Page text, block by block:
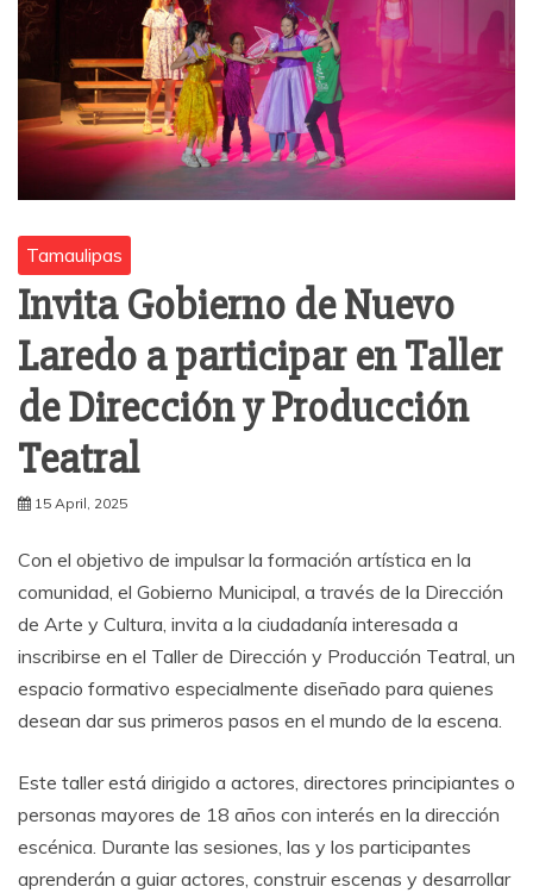
Tamaulipas
Invita Gobierno de Nuevo
Laredo a participar en Taller
de Dirección y Producción
Teatral
15 April, 2025
Con el objetivo de impulsar la formación artística en la
comunidad, el Gobierno Municipal, a través de la Dirección
de Arte y Cultura, invita a la ciudadanía interesada a
inscribirse en el Taller de Dirección y Producción Teatral, un
espacio formativo especialmente diseñado para quienes
desean dar sus primeros pasos en el mundo de la escena.
Este taller está dirigido a actores, directores principiantes o
personas mayores de 18 años con interés en la dirección
escénica. Durante las sesiones, las y los participantes
aprenderán a guiar actores, construir escenas y desarrollar